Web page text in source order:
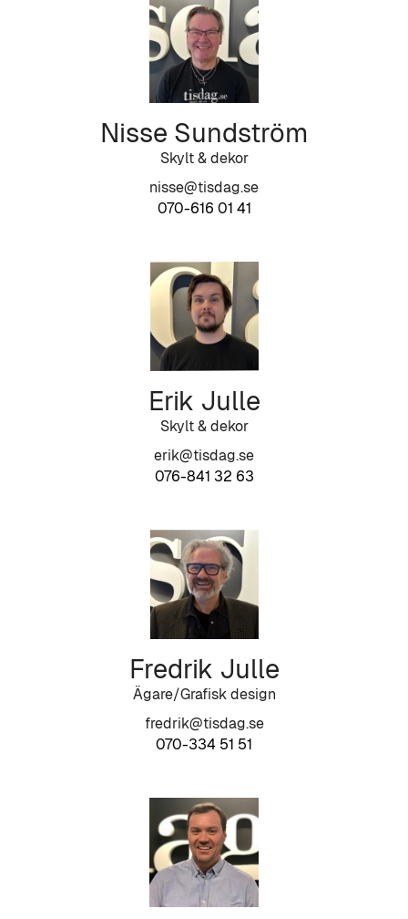
Nisse Sundström
Skylt & dekor
nisse@tisdag.se
070-616 01 41
Erik Julle
Skylt & dekor
erik@tisdag.se
076-841 32 63
Fredrik Julle
Ägare/Grafisk design
fredrik@tisdag.se
070-334 51 51